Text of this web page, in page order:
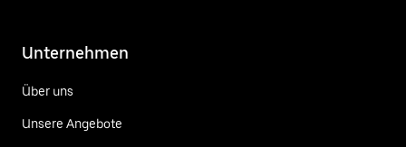
Unternehmen
Über uns
Unsere Angebote